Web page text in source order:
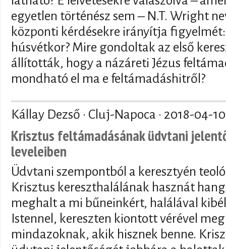
egyetlen történész sem – N.T. Wright
központi kérdésekre irányítja
húsvétkor? Mire gondoltak az első
állították, hogy a názáreti Jézus
mondható el ma e feltámadáshitről?
Kállay Dezső · Cluj-Napoca · 2018-04-10
Krisztus feltámadásának üdvtani
leveleiben
Üdvtani szempontból a keresztyén
Krisztus kereszthalálának hasznát
meghalt a mi bűneinkért, halálával
Istennel, kereszten kiontott vérével
mindazoknak, akik hisznek benne.